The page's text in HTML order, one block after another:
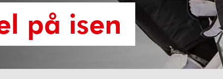
på isen